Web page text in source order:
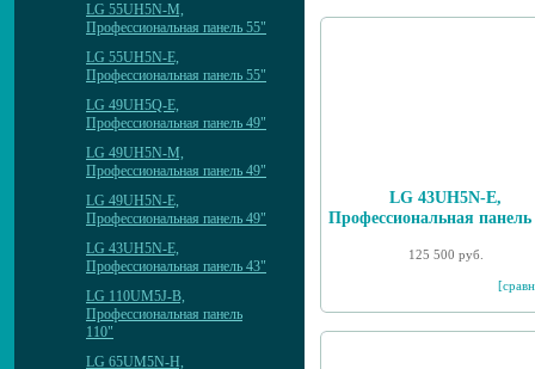
LG 55UH5N-M,
Профессиональная панель 55"
LG 55UH5N-E,
Профессиональная панель 55"
LG 49UH5Q-E,
Профессиональная панель 49"
LG 49UH5N-M,
Профессиональная панель 49"
LG 49UH5N-E,
Профессиональная панель 49"
LG 43UH5N-E,
Профессиональная панель 43"
LG 110UM5J-B,
Профессиональная панель
110"
LG 65UM5N-H,
LG 43UH5N-E,
Профессиональная
125 500 руб.